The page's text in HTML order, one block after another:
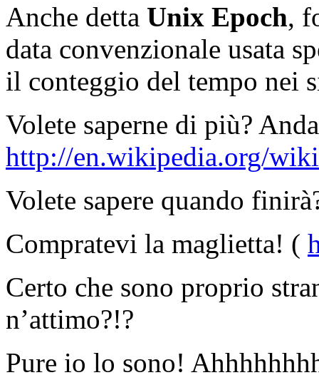
Anche detta Unix Epoch,
data convenzionale usata
il conteggio del tempo nei
Volete saperne di più?
http://en.wikipedia.org/
Volete sapere quando
Compratevi la maglietta! (
Certo che sono proprio
n’attimo?!?
Pure io lo sono!